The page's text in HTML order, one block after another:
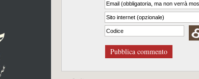
Pubblica commento